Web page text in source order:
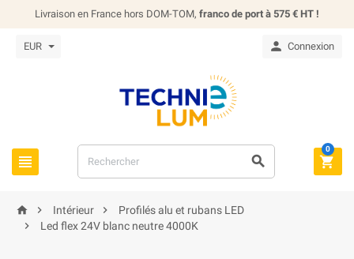
Livraison en France hors DOM-TOM, franco de port à 575 € HT !
EUR  Connexion
  
0
  Intérieur 
Profilés alu et rubans LED

Led flex 24V blanc neutre 4000K